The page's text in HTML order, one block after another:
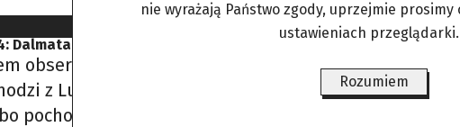
Dalmata z trokiem
obserwuję Pana kącik w „Angorze” i chciałabym
z Lubelszczyzny. Zofia Ochoska, z domu Dalmata
pochodzenia jego użytkownika. W tym przypadku
nie wyrażają Państwo zgody, uprzejmie
ustawieniach przeglądarki.
Rozumiem